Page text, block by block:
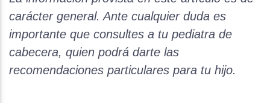
carácter general. Ante cualquier duda es
importante que consultes a tu pediatra de
cabecera, quien podrá darte las
recomendaciones particulares para tu hijo.